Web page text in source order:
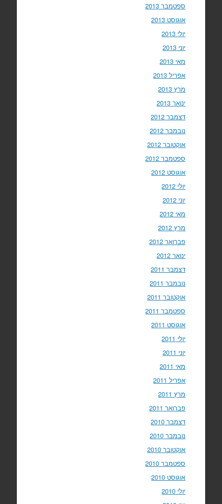
ספטמבר 2013
אוגוסט 2013
יולי 2013
יוני 2013
מאי 2013
אפריל 2013
מרץ 2013
ינואר 2013
דצמבר 2012
נובמבר 2012
אוקטובר 2012
ספטמבר 2012
אוגוסט 2012
יולי 2012
יוני 2012
מאי 2012
מרץ 2012
פברואר 2012
ינואר 2012
דצמבר 2011
נובמבר 2011
אוקטובר 2011
ספטמבר 2011
אוגוסט 2011
יולי 2011
יוני 2011
מאי 2011
אפריל 2011
מרץ 2011
פברואר 2011
דצמבר 2010
נובמבר 2010
אוקטובר 2010
ספטמבר 2010
אוגוסט 2010
יולי 2010